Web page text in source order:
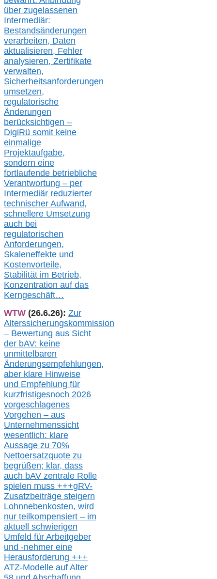
über zugelassenen
Intermediär:
Bestandsänderungen
verarbeiten, Daten
aktualisieren, Fehler
analysieren, Zertifikate
verwalten,
Sicherheitsanforderungen
umsetzen,
regulatorische
Änderungen
berücksichtigen –
DigiRü somit keine
einmalige
Projektaufgabe,
sondern eine
fortlaufende betriebliche
Verantwortung – per
Intermediär reduzierter
technischer Aufwand,
schnellere Umsetzung
auch bei
regulatorischen
Anforderungen,
Skaleneffekte und
Kostenvorteile,
Stabilität im Betrieb,
Konzentration auf das
Kerngeschäft…
WTW (26.6.26): Zur
Alterssicherungskommission
– Bewertung aus Sicht
der bAV: keine
unmittelbaren
Änderungsempfehlungen,
aber klare Hinweise
und Empfehlung für
kurzfristigesnoch 2026
vorgeschlagenes
Vorgehen – aus
Unternehmenssicht
wesentlich: klare
Aussage zu 70%
Nettoersatzquote zu
begrüßen; klar, dass
auch bAV zentrale Rolle
spielen muss +++gRV-
Zusatzbeiträge steigern
Lohnnebenkosten, wird
nur teilkompensiert – im
aktuell schwierigen
Umfeld für Arbeitgeber
und -nehmer eine
Herausforderung +++
ATZ-Modelle auf Alter